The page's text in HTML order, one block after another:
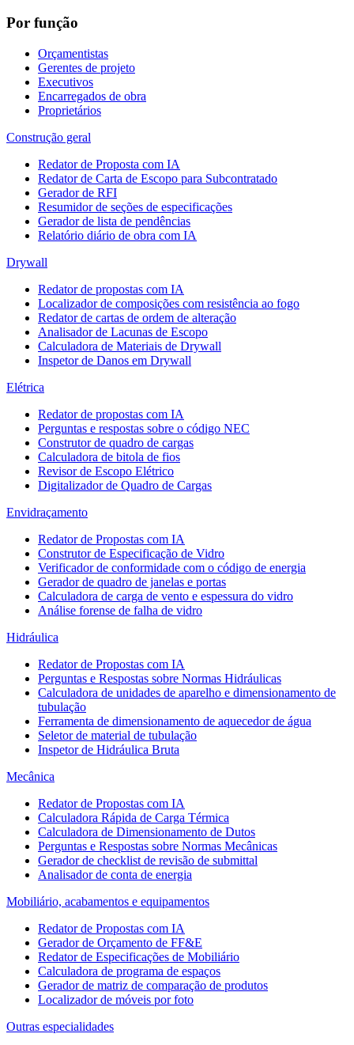
Por função
Orçamentistas
Gerentes de projeto
Executivos
Encarregados de obra
Proprietários
Construção geral
Redator de Proposta com IA
Redator de Carta de Escopo para Subcontratado
Gerador de RFI
Resumidor de seções de especificações
Gerador de lista de pendências
Relatório diário de obra com IA
Drywall
Redator de propostas com IA
Localizador de composições com resistência ao fogo
Redator de cartas de ordem de alteração
Analisador de Lacunas de Escopo
Calculadora de Materiais de Drywall
Inspetor de Danos em Drywall
Elétrica
Redator de propostas com IA
Perguntas e respostas sobre o código NEC
Construtor de quadro de cargas
Calculadora de bitola de fios
Revisor de Escopo Elétrico
Digitalizador de Quadro de Cargas
Envidraçamento
Redator de Propostas com IA
Construtor de Especificação de Vidro
Verificador de conformidade com o código de energia
Gerador de quadro de janelas e portas
Calculadora de carga de vento e espessura do vidro
Análise forense de falha de vidro
Hidráulica
Redator de Propostas com IA
Perguntas e Respostas sobre Normas Hidráulicas
Calculadora de unidades de aparelho e dimensionamento de
tubulação
Ferramenta de dimensionamento de aquecedor de água
Seletor de material de tubulação
Inspetor de Hidráulica Bruta
Mecânica
Redator de Propostas com IA
Calculadora Rápida de Carga Térmica
Calculadora de Dimensionamento de Dutos
Perguntas e Respostas sobre Normas Mecânicas
Gerador de checklist de revisão de submittal
Analisador de conta de energia
Mobiliário, acabamentos e equipamentos
Redator de Propostas com IA
Gerador de Orçamento de FF&E
Redator de Especificações de Mobiliário
Calculadora de programa de espaços
Gerador de matriz de comparação de produtos
Localizador de móveis por foto
Outras especialidades